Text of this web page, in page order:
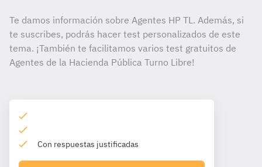
Te damos información sobre Agentes HP TL. Además, si
te suscribes, podrás hacer test personalizados de este
tema. ¡También te facilitamos varios test gratuitos de
Agentes de la Hacienda Pública Turno Libre!
Con respuestas justificadas